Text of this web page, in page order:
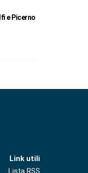
e Picerno
Link utili
Lista RSS